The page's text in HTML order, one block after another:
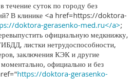
течение суток по городу без
В клинике <a href=https://doktora-
doktora-gerasenko-med.ru</a>;
официальную медкнижку,
листки нетрудоспособности,
заключения КЭК и другие
официально и без
https://doktora-gerasenko-